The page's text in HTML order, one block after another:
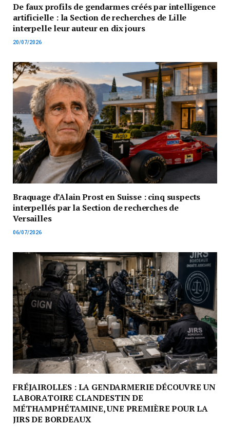
De faux profils de gendarmes créés par intelligence
artificielle : la Section de recherches de Lille
interpelle leur auteur en dix jours
20/07/2026
Braquage d’Alain Prost en Suisse : cinq suspects
interpellés par la Section de recherches de
Versailles
06/07/2026
FRÉJAIROLLES : LA GENDARMERIE DÉCOUVRE UN
LABORATOIRE CLANDESTIN DE
MÉTHAMPHÉTAMINE, UNE PREMIÈRE POUR LA
JIRS DE BORDEAUX